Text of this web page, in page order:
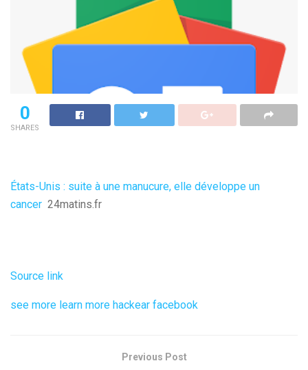
0
SHARES
États-Unis : suite à une manucure, elle développe un
cancer 24matins.fr
Source link
see more learn more hackear facebook
Previous Post